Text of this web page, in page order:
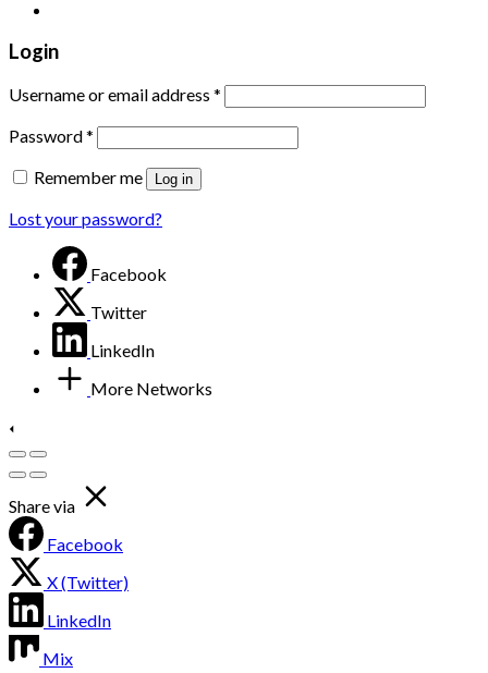
Login
Username or email address *
Password*
Remember me
Log in
Lost your password?
Facebook
Twitter
LinkedIn
More Networks
Share via
Facebook
X (Twitter)
LinkedIn
Mix